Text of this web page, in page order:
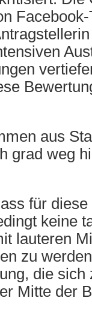
aus
grad weg
für
keine
lauteren
zu
die sich
Mitte der